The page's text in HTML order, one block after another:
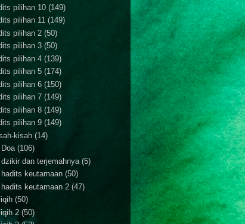
pilihan 10 (149)
pilihan 11 (149)
pilihan 2 (50)
pilihan 3 (50)
pilihan 4 (139)
pilihan 5 (174)
pilihan 6 (150)
pilihan 7 (149)
pilihan 8 (149)
pilihan 9 (149)
kisah (14)
(106)
dan terjemahnya (5)
keutamaan (50)
hadits keutamaan 2 (47)
(50)
2 (50)